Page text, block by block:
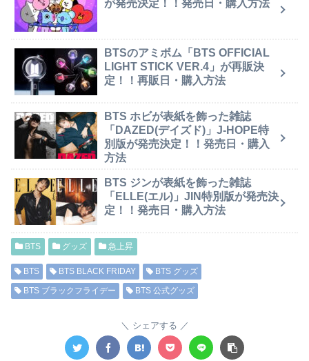
が発売決定！！発売日・購入方法
BTSのアミボム「BTS OFFICIAL
LIGHT STICK VER.4」が再販決
定！！再販日・購入方法
BTS ホビが表紙を飾った雑誌
「DAZED(デイズド)」J-HOPE特
別版が発売決定！！発売日・購入
方法
BTS ジンが表紙を飾った雑誌
「ELLE(エル)」JIN特別版が発売決
定！！発売日・購入方法
BTS グッズ 急上昇
BTS BTS BLACK FRIDAY
BTS グッズ
BTS ブラックフライデー
BTS 公式グッズ
シェアする